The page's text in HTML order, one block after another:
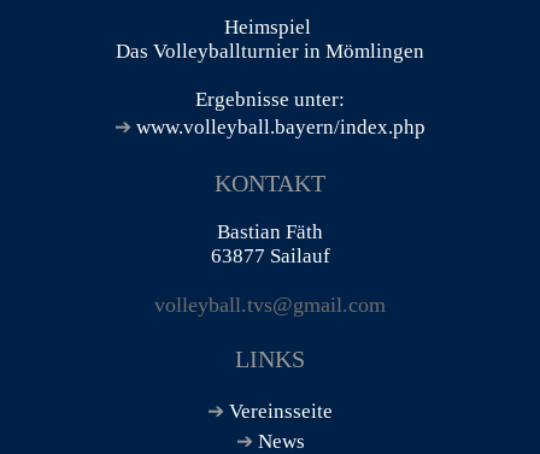
Heimspiel
Das Volleyballturnier in Mömlingen
Ergebnisse unter:
www.volleyball.bayern/index.php
KONTAKT
Bastian Fäth
63877 Sailauf
volleyball.tvs@gmail.com
LINKS
Vereinsseite
News